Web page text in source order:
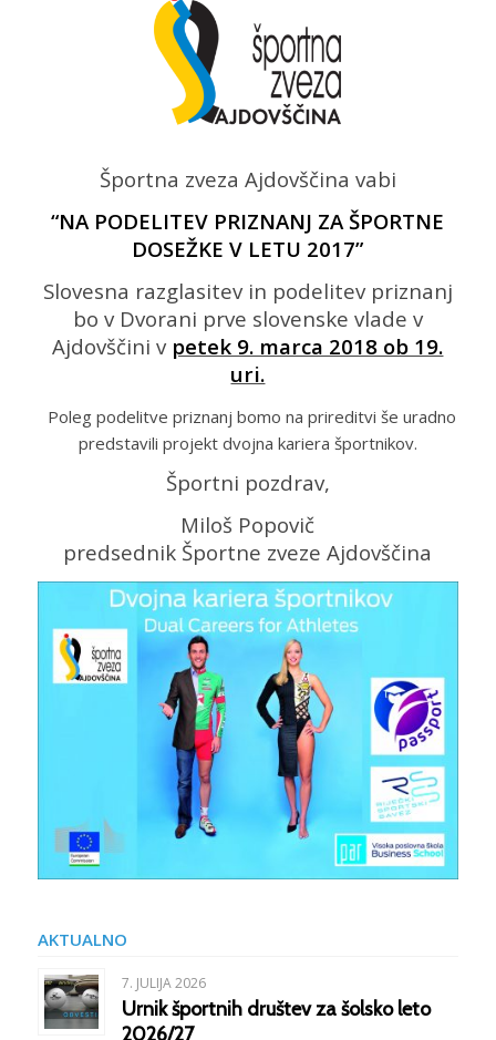
Športna zveza Ajdovščina vabi
“NA PODELITEV PRIZNANJ ZA ŠPORTNE
DOSEŽKE V LETU 2017”
Slovesna razglasitev in podelitev priznanj
bo v Dvorani prve slovenske vlade v
Ajdovščini v petek 9. marca 2018 ob 19.
uri.
Poleg podelitve priznanj bomo na prireditvi še uradno
predstavili projekt dvojna kariera športnikov.
Športni pozdrav,
Miloš Popovič
predsednik Športne zveze Ajdovščina
AKTUALNO
7. JULIJA 2026
Urnik športnih društev za šolsko leto
2026/27